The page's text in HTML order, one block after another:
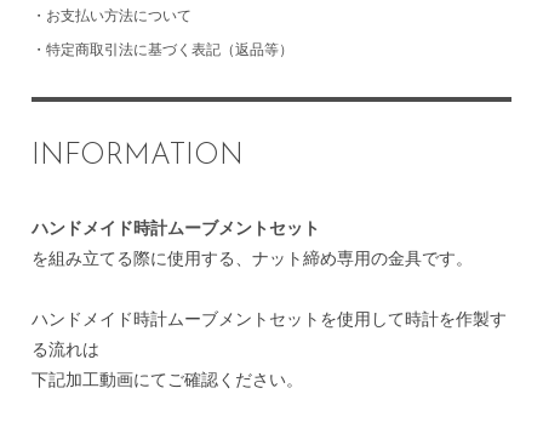
・ お支払い方法について
・ 特定商取引法に基づく表記（返品等）
INFORMATION
ハンドメイド時計ムーブメントセット
を組み立てる際に使用する、ナット締め専用の金具です。
ハンドメイド時計ムーブメントセットを使用して時計を作製す
る流れは
下記加工動画にてご確認ください。